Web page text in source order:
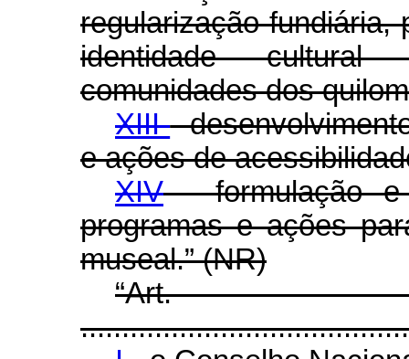
regularização fundiária,
identidade cultural
comunidades dos
XIII-
e ações de
XIV- formulação e
programas e ações
museal.” (NR)